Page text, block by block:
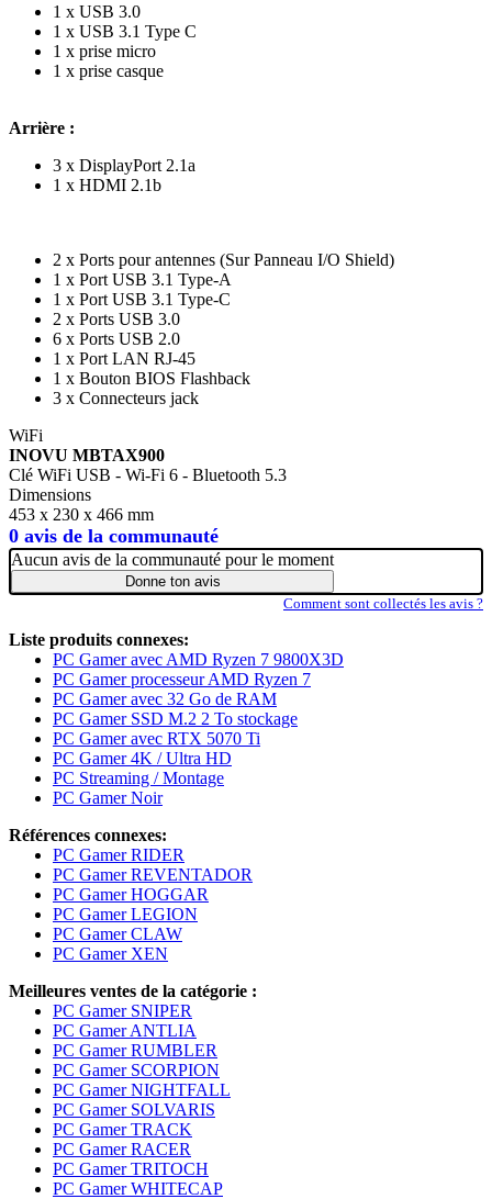
0 avis de la communauté
1 x USB 3.0
1 x USB 3.1 Type C
1 x prise micro
1 x prise casque
Arrière :
3 x DisplayPort 2.1a
1 x HDMI 2.1b
2 x Ports pour antennes (Sur Panneau I/O Shield)
1 x Port USB 3.1 Type-A
1 x Port USB 3.1 Type-C
2 x Ports USB 3.0
6 x Ports USB 2.0
1 x Port LAN RJ-45
1 x Bouton BIOS Flashback
3 x Connecteurs jack
WiFi
INOVU MBTAX900
Clé WiFi USB - Wi-Fi 6 - Bluetooth 5.3
Dimensions
453 x 230 x 466 mm
Aucun avis de la communauté pour le moment
Donne ton avis
Comment sont collectés les avis ?
Liste produits connexes:
PC Gamer avec AMD Ryzen 7 9800X3D
PC Gamer processeur AMD Ryzen 7
PC Gamer avec 32 Go de RAM
PC Gamer SSD M.2 2 To stockage
PC Gamer avec RTX 5070 Ti
PC Gamer 4K / Ultra HD
PC Streaming / Montage
PC Gamer Noir
Références connexes:
PC Gamer RIDER
PC Gamer REVENTADOR
PC Gamer HOGGAR
PC Gamer LEGION
PC Gamer CLAW
PC Gamer XEN
Meilleures ventes de la catégorie :
PC Gamer SNIPER
PC Gamer ANTLIA
PC Gamer RUMBLER
PC Gamer SCORPION
PC Gamer NIGHTFALL
PC Gamer SOLVARIS
PC Gamer TRACK
PC Gamer RACER
PC Gamer TRITOCH
PC Gamer WHITECAP